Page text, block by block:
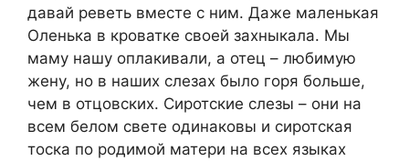
давай реветь вместе с ним. Даже маленькая
Оленька в кроватке своей захныкала. Мы
маму нашу оплакивали, а отец – любимую
жену, но в наших слезах было горя больше,
чем в отцовских. Сиротские слезы – они на
всем белом свете одинаковы и сиротская
тоска по родимой матери на всех языках